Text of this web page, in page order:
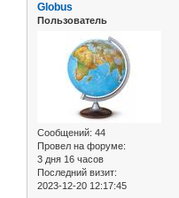
Globus
Пользователь
Сообщений: 44
Провел на форуме:
3 дня 16 часов
Последний визит:
2023-12-20 12:17:45